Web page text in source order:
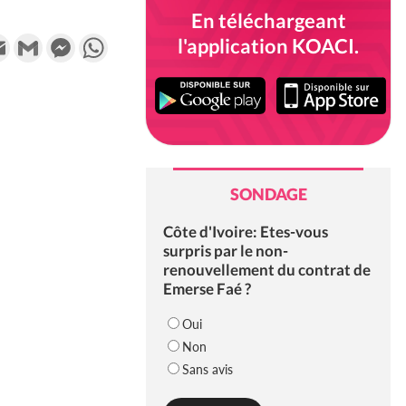
Email Gmail Messenger
En téléchargeant
l'application KOACI.
SONDAGE
Côte d'Ivoire: Etes-vous
surpris par le non-
renouvellement du contrat de
Emerse Faé ?
Oui
Non
Sans avis